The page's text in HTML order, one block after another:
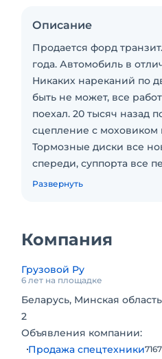
Описание
Продается форд
года. Автомобиль в
Никаких нареканий по
быть не может, все
поехал. 20 тысяч назад
сцепление с
Тормозные диски все
спереди, суппорта все
работают отлично.
как новый. До 175 тысяч
эксплуатировалась по
маршруте машина
Развернуть
Компания
Грузовой Ру
6 лет на площадке
Беларусь, Минская
2
Объявления компании:
Продажа спецтехники7167